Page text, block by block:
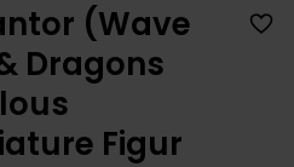
(Wave
Dragons
Figur